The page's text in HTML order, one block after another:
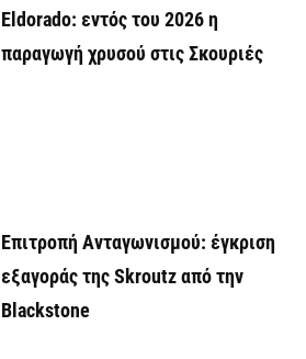
Eldorado: εντός του 2026 η
παραγωγή χρυσού στις Σκουριές
Επιτροπή Ανταγωνισμού: έγκριση
εξαγοράς της Skroutz από την
Blackstone